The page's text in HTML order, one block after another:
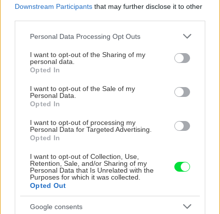
Downstream Participants that may further disclose it to other
Please note that this website/app uses one or more Google
not limited to your visit or usage behaviour. You may click to
grant or deny consent to Google and its third-party tags to
use your data for below specified purposes in below Google
consent section.
Personal Data Processing Opt Outs
I want to opt-out of the Sharing of my
personal data.
Opted In
I want to opt-out of the Sale of my
Personal Data.
Opted In
I want to opt-out of processing my
Personal Data for Targeted Advertising.
Opted In
I want to opt-out of Collection, Use,
Retention, Sale, and/or Sharing of my
Personal Data that Is Unrelated with the
Purposes for which it was collected.
Opted Out
Google consents
ZÁHRADA
Trvalky, ktoré znesú
sucho a teplo? Tieto
ktoré slnko svieti celý
Nemusí to byť len
vašu záhradu